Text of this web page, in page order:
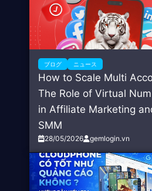
ブログ ニュース
How to Scale Multi
The Role of Virtual
in Affiliate Marketing
SMM
28/05/2026 gemlogin.vn